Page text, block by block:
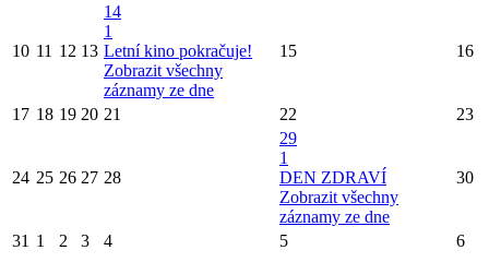
10 11 12 13
14
1
Letní kino pokračuje!
Zobrazit všechny
záznamy ze dne
15 16
17 18 19 20 21 22 23
24 25 26 27 28
29
1
DEN ZDRAVÍ
Zobrazit všechny
záznamy ze dne
30
31 1 2 3 4 5 6